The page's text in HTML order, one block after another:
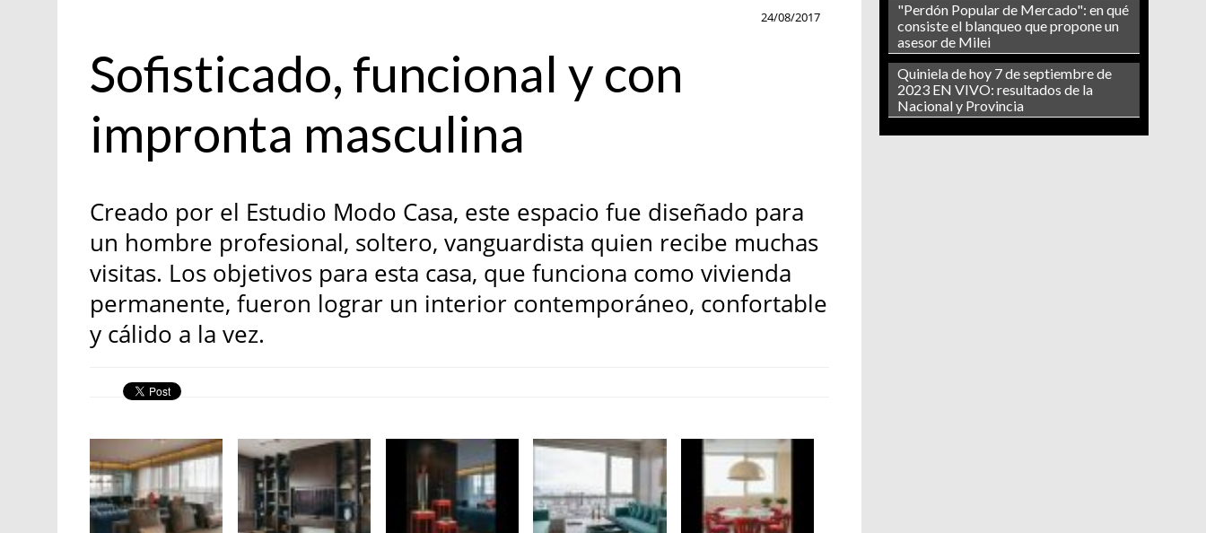
"Perdón Popular de Mercado": en qué
consiste el blanqueo que propone un
asesor de Milei
Quiniela de hoy 7 de septiembre de
2023 EN VIVO: resultados de la
Nacional y Provincia
24/08/2017
Sofisticado, funcional y con
impronta masculina
Creado por el Estudio Modo Casa, este espacio fue diseñado para
un hombre profesional, soltero, vanguardista quien recibe muchas
visitas. Los objetivos para esta casa, que funciona como vivienda
permanente, fueron lograr un interior contemporáneo, confortable
y cálido a la vez.